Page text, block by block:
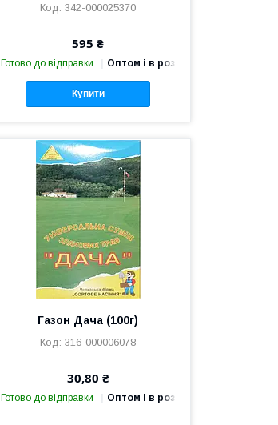
342-000025370
595 ₴
Готово до відправки Оптом і в роздріб
Купити
Газон Дача (100г)
316-000006078
30,80 ₴
Готово до відправки Оптом і в роздріб